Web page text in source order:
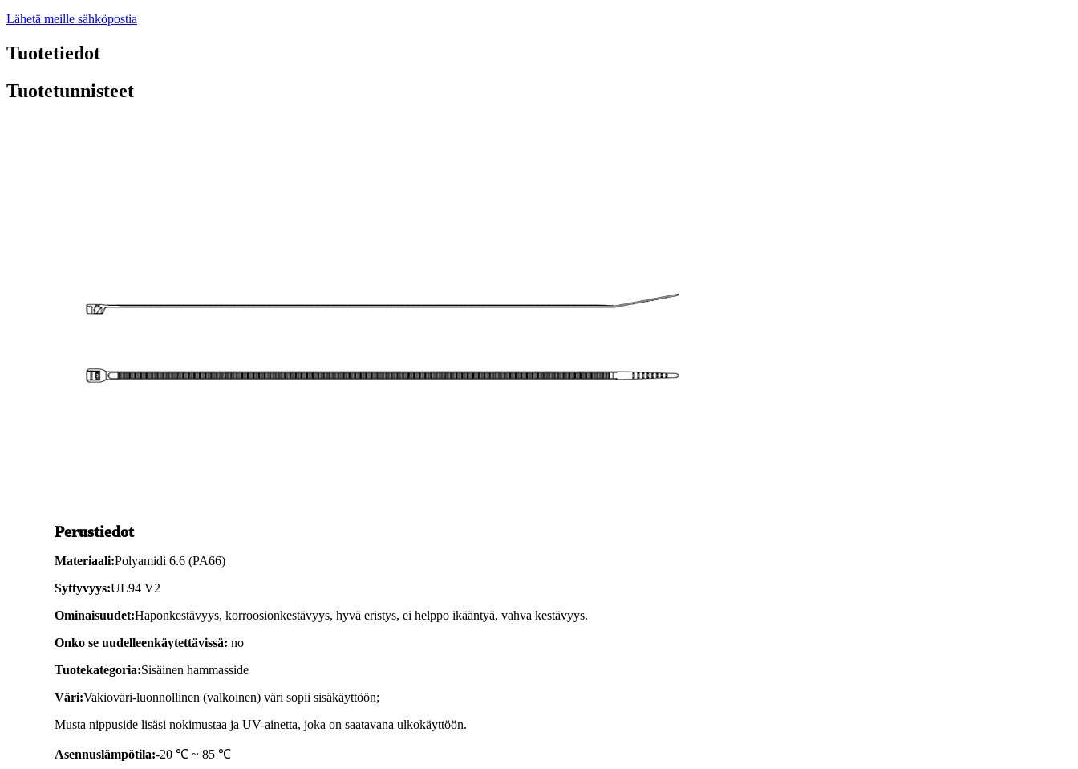
Lähetä meille sähköpostia
Tuotetiedot
Tuotetunnisteet
Perustiedot
Materiaali:Polyamidi 6.6 (PA66)
Syttyvyys:UL94 V2
Ominaisuudet:Haponkestävyys, korroosionkestävyys, hyvä eristys, ei helppo ikääntyä, vahva kestävyys.
Onko se uudelleenkäytettävissä: no
Tuotekategoria:Sisäinen hammasside
Väri:Vakioväri-luonnollinen (valkoinen) väri sopii sisäkäyttöön;
Musta nippuside lisäsi nokimustaa ja UV-ainetta, joka on saatavana ulkokäyttöön.
Asennuslämpötila:-20 ℃ ~ 85 ℃